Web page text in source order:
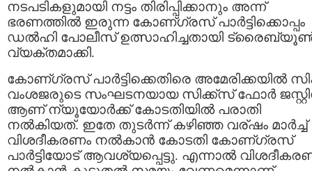
നടപടികളുമായി നട്ടം തിരിപ്പിക്കാനും അന്ന്
ഭരണത്തില്‍ ഇരുന്ന കോണ്ഗ്രസ് പാര്‍ട്ടിക്കൊപ്പം
ഡല്‍ഹി പോലീസ്‌ ഉത്സാഹിച്ചതായി
വ്യക്തമാക്കി.
കോണ്ഗ്രസ് പാര്‍ട്ടിക്കെതിരെ അമേരിക്കയില്‍
വംശജരുടെ സംഘടനയായ സിക്ക്സ്‌ ഫോര്‍
ആണ് ന്യൂയോര്‍ക്ക്‌ കോടതിയില്‍ പരാതി
നല്‍കിയത്‌. ഇതേ തുടര്‍ന്ന് കഴിഞ്ഞ വര്ഷം മാര്‍ച്ച്
വിശദീകരണം നല്‍കാന്‍ കോടതി കോണ്ഗ്രസ്
പാര്‍ട്ടിയോട്‌ ആവശ്യപ്പെട്ടു. എന്നാല്‍